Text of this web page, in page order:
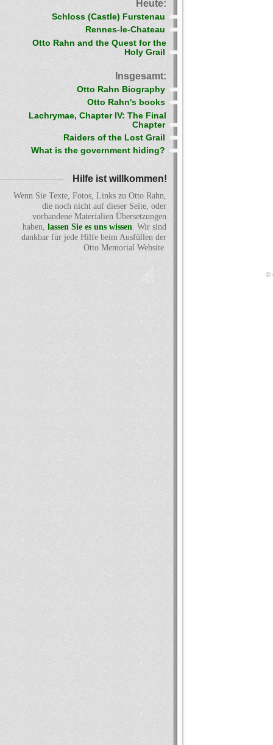
Heute:
Schloss (Castle) Furstenau
Rennes-le-Chateau
Otto Rahn and the Quest for the
Holy Grail
Insgesamt:
Otto Rahn Biography
Otto Rahn's books
Lachrymae, Chapter IV: The Final
Chapter
Raiders of the Lost Grail
What is the government hiding?
Hilfe ist willkommen!
Wenn Sie Texte, Fotos, Links zu Otto Rahn,
die noch nicht auf dieser Seite, oder
vorhandene Materialien Übersetzungen
haben, lassen Sie es uns wissen. Wir sind
dankbar für jede Hilfe beim Ausfüllen der
Otto Memorial Website.
©